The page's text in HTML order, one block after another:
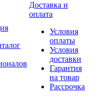
Доставка и
оплата
Условия
оплаты
Условия
доставки
Гарантия
на товар
Рассрочка